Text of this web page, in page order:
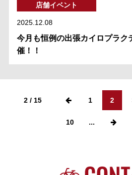
店舗イベント
2025.12.08
今月も恒例の出張カイロプラク
催！！
2 / 15 1 2
10 ...